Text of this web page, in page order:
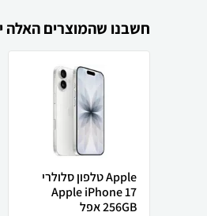
חשבנו שהמוצרים האלה
Apple טלפון סלולרי
Apple iPhone 17
256GB אפל